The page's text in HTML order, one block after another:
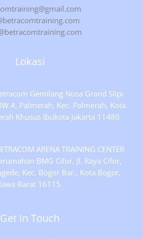
Lokasi
Gemilang Nusa Grand Slipi
Palmerah, Kec. Palmerah, Kota
Khusus Ibukota Jakarta 11480
ARENA TRAINING CENTER
BMG Cifor, Jl. Raya Cifor,
Kec. Bogor Bar., Kota Bogor,
Jawa Barat 16115
Get In Touch